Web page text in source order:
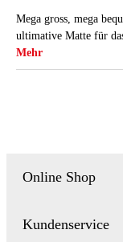
Mega gross, mega
ultimative Matte für
Mehr
Online Shop
Kundenservice